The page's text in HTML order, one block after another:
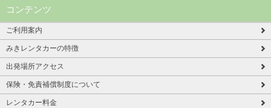
コンテンツ
ご利用案内
みきレンタカーの特徴
出発場所アクセス
保険・免責補償制度について
レンタカー料金